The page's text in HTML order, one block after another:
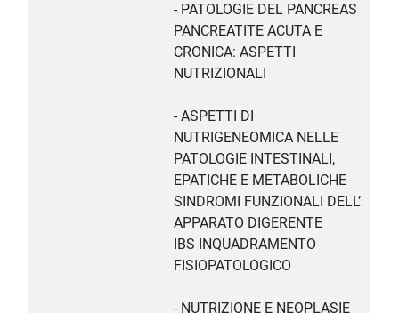
- PATOLOGIE DEL PANCREAS
PANCREATITE ACUTA E
CRONICA: ASPETTI
NUTRIZIONALI
- ASPETTI DI
NUTRIGENEOMICA NELLE
PATOLOGIE INTESTINALI,
EPATICHE E METABOLICHE
SINDROMI FUNZIONALI DELL’
APPARATO DIGERENTE
IBS INQUADRAMENTO
FISIOPATOLOGICO
- NUTRIZIONE E NEOPLASIE